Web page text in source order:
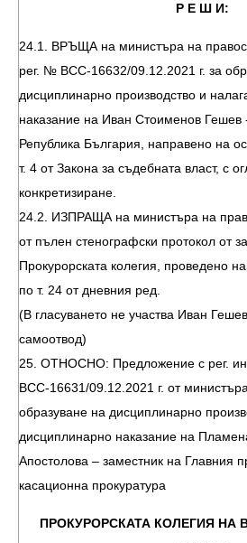
Р Е Ш И:
24.1. ВРЪЩА на министъра на
рег. № ВСС-16632/09.12.2021 г. за
дисциплинарно производство и
наказание на Иван Стоименов Гешев
Република България, направено на
т. 4 от Закона за съдебната власт, с
конкретизиране.
24.2. ИЗПРАЩА на министъра на
от пълен стенографски протокол от
Прокурорската колегия, проведено
по т. 24 от дневния ред.
(В гласуването не участва Иван
самоотвод)
25. ОТНОСНО: Предложение с рег.
ВСС-16631/09.12.2021 г. от
образуване на дисциплинарно
дисциплинарно наказание на
Апостолова – заместник на Главния
касационна прокуратура
ПРОКУРОРСКАТА КОЛЕГИЯ НА